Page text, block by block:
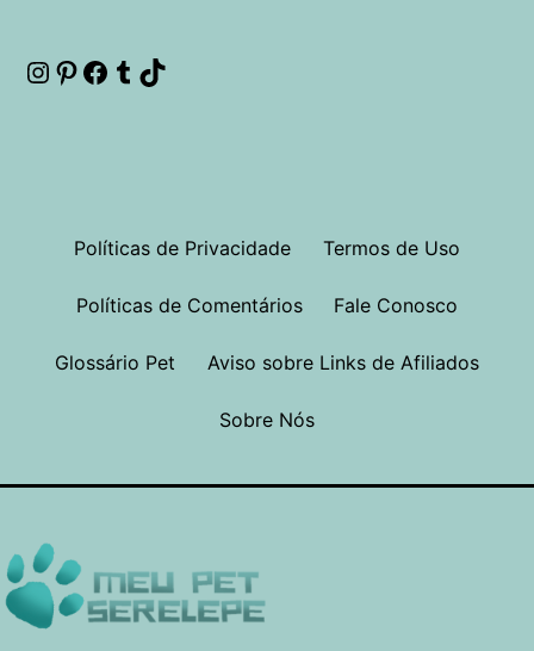
Instagram
Pinterest
Facebook
Tumblr
Políticas de Privacidade Termos de Uso
Políticas de Comentários Fale Conosco
Glossário Pet Aviso sobre Links de Afiliados
Sobre Nós